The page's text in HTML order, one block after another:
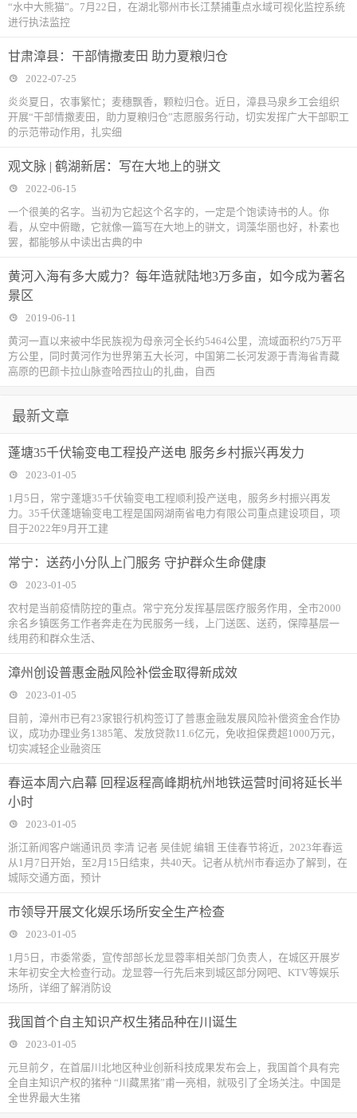
“水中大熊猫”。7月22日，在湖北鄂州市长江禁捕重点水域可视化监控系统
进行执法监控
甘肃漳县：干部情撒麦田 助力夏粮归仓
2022-07-25
炎炎夏日，农事繁忙；麦穗飘香，颗粒归仓。近日，漳县马泉乡工会组织
开展“干部情撒麦田，助力夏粮归仓”志愿服务行动，切实发挥广大干部职工
的示范带动作用，扎实细
观文脉 | 鹤湖新居：写在大地上的骈文
2022-06-15
一个很美的名字。当初为它起这个名字的，一定是个饱读诗书的人。你
看，从空中俯瞰，它就像一篇写在大地上的骈文，词藻华丽也好，朴素也
罢，都能够从中读出古典的中
黄河入海有多大威力？每年造就陆地3万多亩，如今成为著名
景区
2019-06-11
黄河一直以来被中华民族视为母亲河全长约5464公里，流域面积约75万平
方公里，同时黄河作为世界第五大长河，中国第二长河发源于青海省青藏
高原的巴颜卡拉山脉查哈西拉山的扎曲，自西
最新文章
蓬塘35千伏输变电工程投产送电 服务乡村振兴再发力
2023-01-05
1月5日，常宁蓬塘35千伏输变电工程顺利投产送电，服务乡村振兴再发
力。35千伏蓬塘输变电工程是国网湖南省电力有限公司重点建设项目，项
目于2022年9月开工建
常宁：送药小分队上门服务 守护群众生命健康
2023-01-05
农村是当前疫情防控的重点。常宁充分发挥基层医疗服务作用，全市2000
余名乡镇医务工作者奔走在为民服务一线，上门送医、送药，保障基层一
线用药和群众生活、
漳州创设普惠金融风险补偿金取得新成效
2023-01-05
目前，漳州市已有23家银行机构签订了普惠金融发展风险补偿资金合作协
议，成功办理业务1385笔、发放贷款11.6亿元，免收担保费超1000万元，
切实减轻企业融资压
春运本周六启幕 回程返程高峰期杭州地铁运营时间将延长半
小时
2023-01-05
浙江新闻客户端通讯员 李清 记者 吴佳妮 编辑 王佳春节将近，2023年春运
从1月7日开始，至2月15日结束，共40天。记者从杭州市春运办了解到，在
城际交通方面，预计
市领导开展文化娱乐场所安全生产检查
2023-01-05
1月5日，市委常委，宣传部部长龙显蓉率相关部门负责人，在城区开展岁
末年初安全大检查行动。龙显蓉一行先后来到城区部分网吧、KTV等娱乐
场所，详细了解消防设
我国首个自主知识产权生猪品种在川诞生
2023-01-05
元旦前夕，在首届川北地区种业创新科技成果发布会上，我国首个具有完
全自主知识产权的猪种 “川藏黑猪”甫一亮相，就吸引了全场关注。中国是
全世界最大生猪